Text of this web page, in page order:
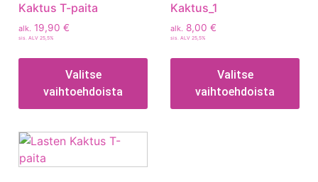
Kaktus T-paita
alk. 19,90 €
sis. ALV 25,5%
Valitse
vaihtoehdoista
Kaktus_1
alk. 8,00 €
sis. ALV 25,5%
Valitse
vaihtoehdoista